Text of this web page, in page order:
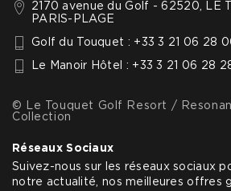
2170 avenue du Golf - 62520, LE
PARIS-PLAGE
Golf du Touquet : +33 3 21 06 28
Le Manoir Hôtel : +33 3 21 06 28
© Le Touquet Golf Resort /
Collection
Réseaux Sociaux
Suivez-nous sur les réseaux sociaux
notre actualité, nos meilleures offres